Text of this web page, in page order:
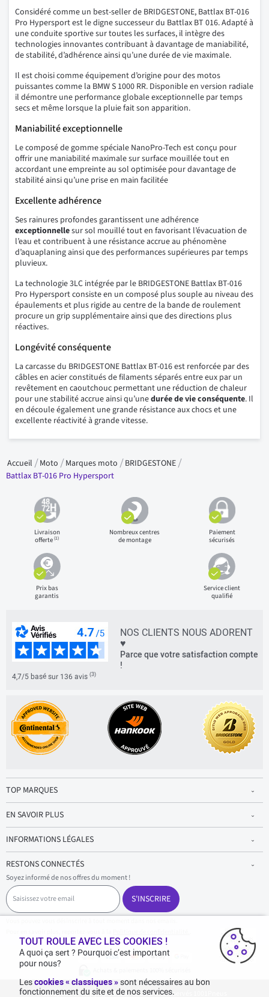
Considéré comme un best-seller de BRIDGESTONE, Battlax BT-016
Pro Hypersport est le digne successeur du Battlax BT 016. Adapté à
une conduite sportive sur toutes les surfaces, il intègre des
technologies innovantes contribuant à davantage de maniabilité,
de stabilité, d’adhérence ainsi qu’une durée de vie maximale.
Il est choisi comme équipement d’origine pour des motos
puissantes comme la BMW S 1000 RR. Disponible en version radiale
il démontre une performance globale exceptionnelle par temps
secs et même lorsque la pluie fait son apparition.
Maniabilité exceptionnelle
Le composé de gomme spéciale NanoPro-Tech est conçu pour
offrir une maniabilité maximale sur surface mouillée tout en
accordant une empreinte au sol optimisée pour davantage de
stabilité ainsi qu’une prise en main facilitée
Excellente adhérence
Ses rainures profondes garantissent une adhérence
exceptionnellesur sol mouillé tout en favorisant l’évacuation de
l’eau et contribuent à une résistance accrue au phénomène
d’aquaplaning ainsi que des performances supérieures par temps
pluvieux.
La technologie 3LC intégrée par le BRIDGESTONE Battlax BT-016
Pro Hypersport consiste en un composé plus souple au niveau des
épaulements et plus rigide au centre de la bande de roulement
procure un grip supplémentaire ainsi que des directions plus
réactives.
Longévité conséquente
La carcasse du BRIDGESTONE Battlax BT-016 est renforcée par des
câbles en acier constitués de filaments séparés entre eux par un
revêtement en caoutchouc permettant une réduction de chaleur
pour une stabilité accrue ainsi qu’unedurée de vie conséquente. Il
en découle également une grande résistance aux chocs et une
excellente réactivité à grande vitesse.
Accueil Moto Marques moto
BRIDGESTONE
Battlax BT-016 Pro Hypersport
Livraison
offerte(1)
Nombreux centres
de montage
Paiement
sécurisés
Prix bas
garantis
Service client
qualifié
NOS CLIENTS NOUS ADORENT
♥
Parce que votre satisfaction compte
!
4,7/5 basé sur 136 avis (3)
TOP MARQUES
EN SAVOIR PLUS
INFORMATIONS LÉGALES
RESTONS CONNECTÉS
Soyez informé de nos offres du moment !
S
a
i
s
S'INSCRIRE
1001pneus - Copyright 2026 - Tous droits réservés 1001Pneus
TOUT ROULE AVEC LES COOKIES !
A quoi ça sert ? Pourquoi c’est important
pour nous?
Lescookies « classiques »sont nécessaires au bon
fonctionnement du site et de nos services.